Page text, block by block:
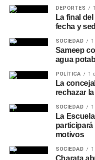
DEPORTES
La final
fecha y
SOCIEDAD
Sameep
agua
POLÍTICA 1
La
rechazar
SOCIEDAD
La
participará
motivos
SOCIEDAD
Charata